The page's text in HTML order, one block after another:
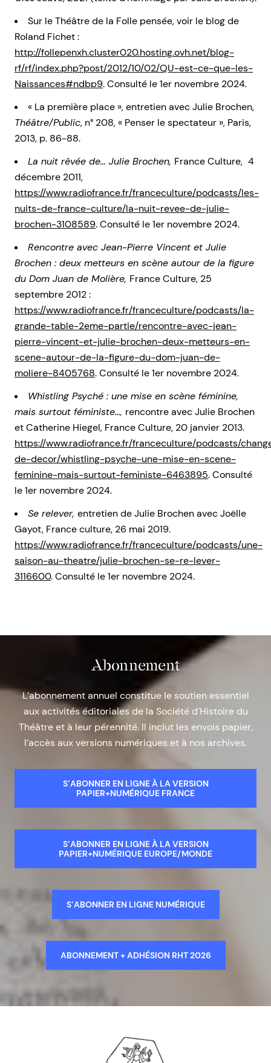
Sur le Théâtre de la Folle pensée, voir le blog de
Roland Fichet :
http://follepenxh.cluster020.hosting.ovh.net/blog-
rf/rf/index.php?post/2012/10/02/QU-est-ce-que-les-
Naissances#ndbp9. Consulté le 1er novembre 2024.
« La première place », entretien avec Julie Brochen,
Théâtre/Public, n° 208, « Penser le spectateur », Paris,
2013, p. 86-88.
La nuit rêvée de… Julie Brochen, France Culture, 4
décembre 2011,
https://www.radiofrance.fr/franceculture/podcasts/les-
nuits-de-france-culture/la-nuit-revee-de-julie-
brochen-3108589. Consulté le 1er novembre 2024.
Rencontre avec Jean-Pierre Vincent et Julie
Brochen : deux metteurs en scène autour de la figure
du Dom Juan de Molière, France Culture, 25
septembre 2012 :
https://www.radiofrance.fr/franceculture/podcasts/la-
grande-table-2eme-partie/rencontre-avec-jean-
pierre-vincent-et-julie-brochen-deux-metteurs-en-
scene-autour-de-la-figure-du-dom-juan-de-
moliere-8405768. Consulté le 1er novembre 2024.
Whistling Psyché : une mise en scène féminine,
mais surtout féministe…, rencontre avec Julie Brochen
et Catherine Hiegel, France Culture, 20 janvier 2013.
https://www.radiofrance.fr/franceculture/podcasts/
de-decor/whistling-psyche-une-mise-en-scene-
feminine-mais-surtout-feministe-6463895. Consulté
le 1er novembre 2024.
Se relever, entretien de Julie Brochen avec Joëlle
Gayot, France culture, 26 mai 2019.
https://www.radiofrance.fr/franceculture/podcasts/une-
saison-au-theatre/julie-brochen-se-re-lever-
3116600. Consulté le 1er novembre 2024.
Abonnement
L’abonnement annuel constitue le soutien essentiel
aux activités éditoriales de la Société d’Histoire du
Théâtre et à leur pérennité. Il inclut les envois papier,
l’accès aux versions numériques et à nos archives.
S’ABONNER EN LIGNE À LA VERSION
PAPIER+NUMÉRIQUE FRANCE
S’ABONNER EN LIGNE À LA VERSION
PAPIER+NUMÉRIQUE EUROPE/MONDE
S’ABONNER EN LIGNE NUMÉRIQUE
ABONNEMENT + ADHÉSION RHT 2026